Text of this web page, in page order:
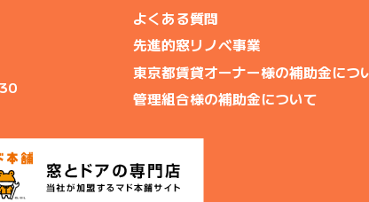
よくある質問
先進的窓リノベ事業
東京都賃貸オーナー様の補助金につ
管理組合様の補助金について